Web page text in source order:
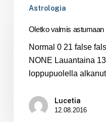
valmis
kenkiin?
Astrologia
Oletko valmis astumaan
Normal 0 21 false
NONE Lauantaina
loppupuolella
Lucetia
12.08.2016